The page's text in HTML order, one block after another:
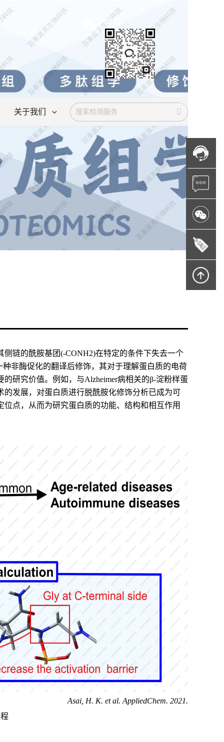
微信:
关于我们
侧链的酰胺基团(-CONH2)在特定的条件下失去一个
非酶促化的翻译后修饰，其对于理解蛋白质的电荷
研究价值。例如，与Alzheimer病相关的β-淀粉样蛋
发展，对蛋白质进行脱酰胺化修饰分析已成为可
点，从而为研究蛋白质的功能、结构和相互作用
Asai H. K. et al. AppliedChem. 2021.